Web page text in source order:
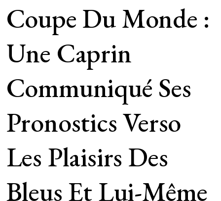
Coupe Du Monde :
Une Caprin
Communiqué Ses
Pronostics Verso
Les Plaisirs Des
Bleus Et Lui-Même